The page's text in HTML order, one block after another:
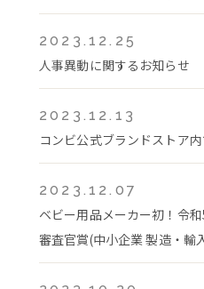
2023.12.25
人事異動に関するお知らせ
2023.12.13
コンビ公式ブランドストア
2023.12.07
ベビー用品メーカー初！令
審査官賞(中小企業 製造・輸